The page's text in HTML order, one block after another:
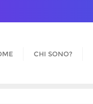
CHI SONO?